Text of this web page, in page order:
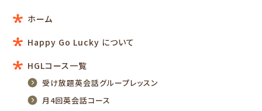
ホーム
Happy Go Lucky について
HGLコース一覧
受け放題英会話グループレッスン
月4回英会話コース